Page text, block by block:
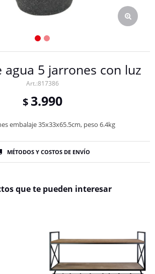
agua 5 jarrones con luz
817386
$ 3.990
embalaje 35x33x65.5cm, peso 6.4kg
MÉTODOS Y COSTOS DE ENVÍO
que te pueden interesar